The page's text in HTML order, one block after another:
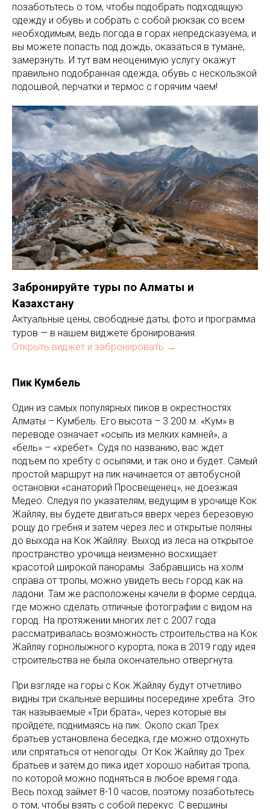
позаботьтесь о том, чтобы подобрать подходящую
одежду и обувь и собрать с собой рюкзак со всем
необходимым, ведь погода в горах непредсказуема, и
вы можете попасть под дождь, оказаться в тумане,
замерзнуть. И тут вам неоценимую услугу окажут
правильно подобранная одежда, обувь с нескользкой
подошвой, перчатки и термос с горячим чаем!
Забронируйте туры по Алматы и
Казахстану
Актуальные цены, свободные даты, фото и программа
туров — в нашем виджете бронирования.
Открыть виджет и забронировать →
Пик Кумбель
Один из самых популярных пиков в окрестностях
Алматы – Кумбель. Его высота – 3 200 м. «Кум» в
переводе означает «осыпь из мелких камней», а
«бель» – «хребет». Судя по названию, вас ждет
подъем по хребту с осыпями, и так оно и будет. Самый
простой маршрут на пик начинается от автобусной
остановки «санаторий Просвещенец», не доезжая
Медео. Следуя по указателям, ведущим в урочище Кок
Жайляу, вы будете двигаться вверх через березовую
рощу до гребня и затем через лес и открытые поляны
до выхода на Кок Жайляу. Выход из леса на открытое
пространство урочища неизменно восхищает
красотой широкой панорамы. Забравшись на холм
справа от тропы, можно увидеть весь город как на
ладони. Там же расположены качели в форме сердца,
где можно сделать отличные фотографии с видом на
город. На протяжении многих лет с 2007 года
рассматривалась возможность строительства на Кок
Жайляу горнолыжного курорта, пока в 2019 году идея
строительства не была окончательно отвергнута.
При взгляде на горы с Кок Жайляу будут отчетливо
видны три скальные вершины посередине хребта. Это
так называемые «Три брата», через которые вы
пройдете, поднимаясь на пик. Около скал Трех
братьев установлена беседка, где можно отдохнуть
или спрятаться от непогоды. От Кок Жайляу до Трех
братьев и затем до пика идет хорошо набитая тропа,
по которой можно подняться в любое время года.
Весь поход займет 8-10 часов, поэтому позаботьтесь
о том, чтобы взять с собой перекус. С вершины